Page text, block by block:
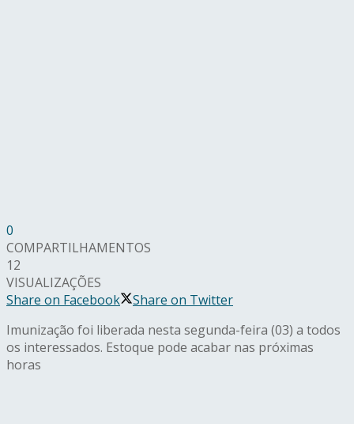
0
COMPARTILHAMENTOS
12
VISUALIZAÇÕES
Share on Facebook
Share on Twitter
Imunização foi liberada nesta segunda-feira (03) a todos
os interessados. Estoque pode acabar nas próximas
horas